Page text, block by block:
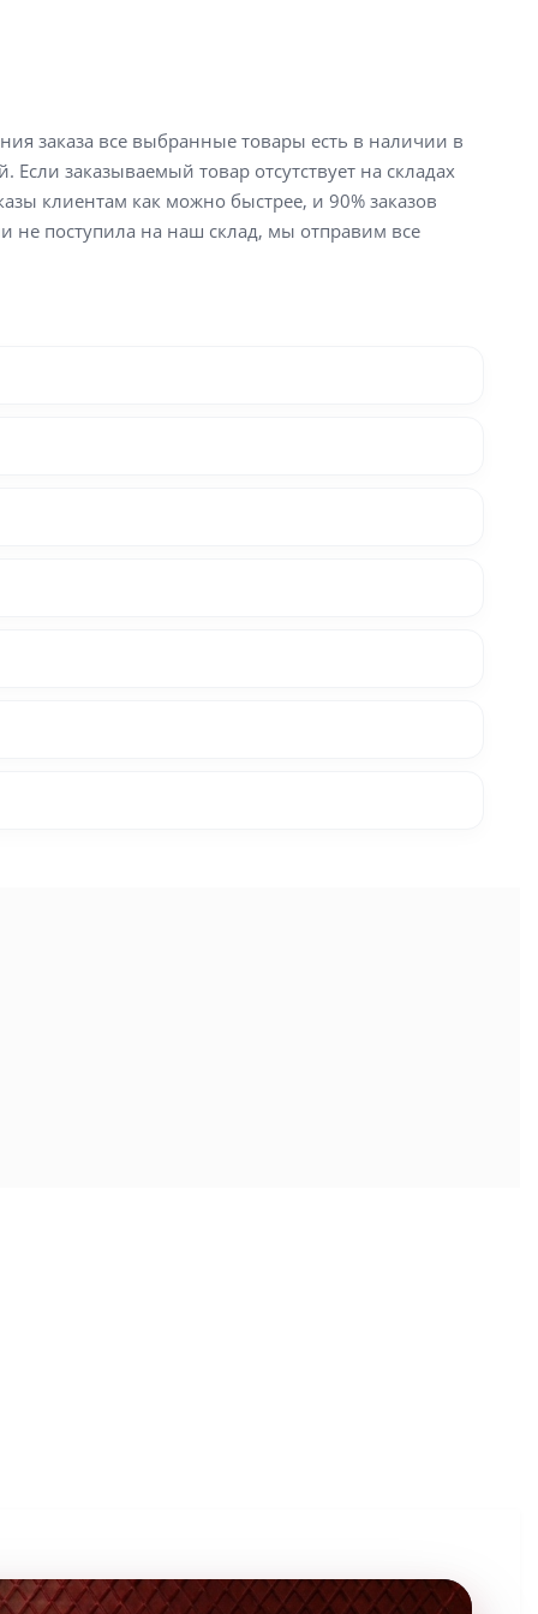
заказа все выбранные товары есть в наличии в
заказываемый товар отсутствует на складах
клиентам как можно быстрее, и 90% заказов
не поступила на наш склад, мы отправим все